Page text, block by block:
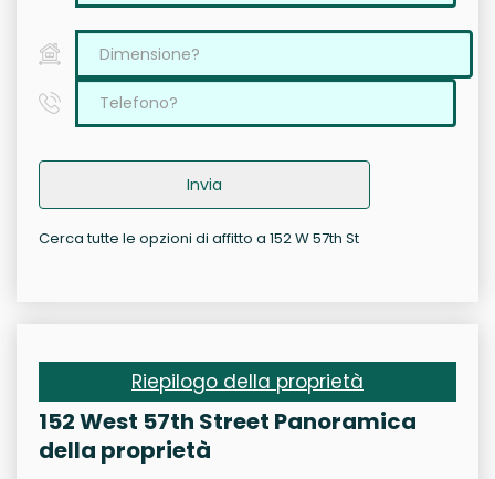
Invia
Cerca tutte le opzioni di affitto a 152 W 57th St
Riepilogo della proprietà
152 West 57th Street Panoramica
della proprietà